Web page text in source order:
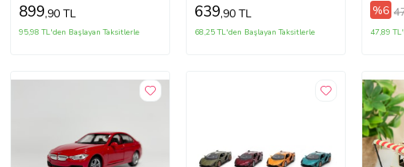
899,90 TL
95,98 TL'den Başlayan Taksitlerle
639,90 TL
68,25 TL'den Başlayan Taksitlerle
%6
47,89